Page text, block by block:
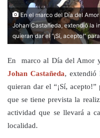
En el marco del Día del
Johan Castañeda, extendió la
quieran dar el “¡Sí, acepto!”
En marco al Día del Amor
Johan Castañeda, extendió
quieran dar el “¡Sí,
que se tiene prevista la
actividad que se llevará a
localidad.